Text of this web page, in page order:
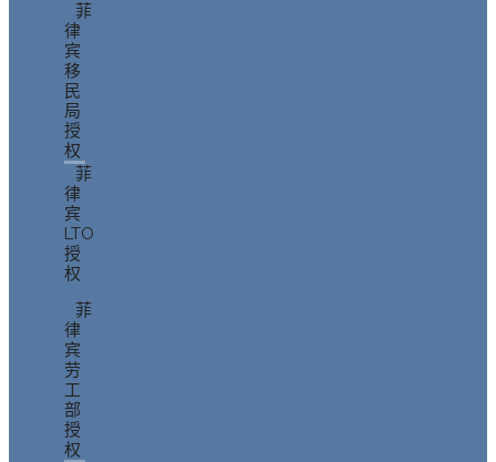
菲
律
宾
移
民
局
授
权
菲
律
宾
LTO
授
权
菲
律
宾
劳
工
部
授
权